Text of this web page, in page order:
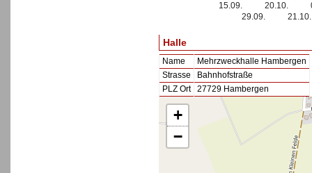
15.09.
29.09.
20.10.
21.10.
Halle
Name
Mehrzweckhalle Hambergen
Strasse
Bahnhofstraße
PLZ Ort
27729 Hambergen
+
−